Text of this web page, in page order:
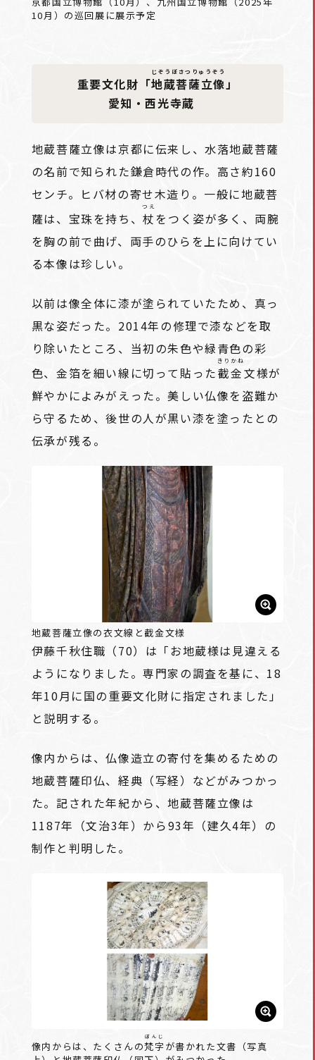
10月）の巡回展に展示予定
重要文化財「地蔵菩薩立像
じぞうぼさつりゅうぞう
」
愛知・西光寺蔵
地蔵菩薩立像は京都に伝来し、水落地蔵菩薩
の名前で知られた鎌倉時代の作。高さ約160
センチ。ヒバ材の寄せ木造り。一般に地蔵菩
薩は、宝珠を持ち、杖
つえ
をつく姿が多く、両腕
を胸の前で曲げ、両手のひらを上に向けてい
る本像は珍しい。
以前は像全体に漆が塗られていたため、真っ
黒な姿だった。2014年の修理で漆などを取
り除いたところ、当初の朱色や緑青色の彩
色、金箔を細い線に切って貼った截金
きりかね
文様が
鮮やかによみがえった。美しい仏像を盗難か
ら守るため、後世の人が黒い漆を塗ったとの
伝承が残る。
地蔵菩薩立像の衣文線と截金文様
伊藤千秋住職（70）は「お地蔵様は見違える
ようになりました。専門家の調査を基に、18
年10月に国の重要文化財に指定されました」
と説明する。
像内からは、仏像造立の寄付を集めるための
地蔵菩薩印仏、経典（写経）などがみつかっ
た。記された年紀から、地蔵菩薩立像は
1187年（文治3年）から93年（建久4年）の
制作と判明した。
像内からは、たくさんの梵字
ぼんじ
が書かれた文書（写真